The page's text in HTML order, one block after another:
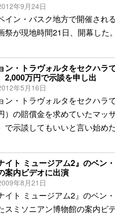
年9月24日
イン・バスク地方で開催され
祭が現地時間21日、開幕した。
ン・トラヴォルタをセクハラ
万円で示談を申し出
年5月16日
ン・トラヴォルタをセクハラ
）の賠償金を求めていたマッ
で示談してもいいと言い始めた
イト ミュージアム2』のベン
案内ビデオに出演
年8月21日
イト ミュージアム2』のベン
スミソニアン博物館の案内ビ